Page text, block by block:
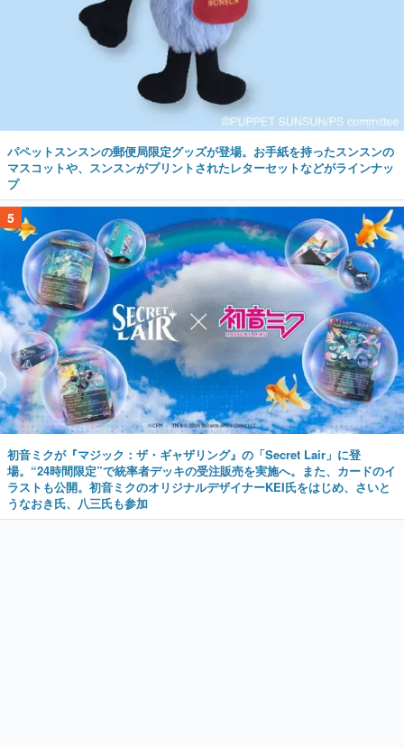
パペットスンスンの郵便局限定グッズが登場。お手紙を持ったスンスンの
マスコットや、スンスンがプリントされたレターセットなどがラインナッ
プ
5
初音ミクが『マジック：ザ・ギャザリング』の「Secret Lair」に登
場。“24時間限定”で統率者デッキの受注販売を実施へ。また、カードのイ
ラストも公開。初音ミクのオリジナルデザイナーKEI氏をはじめ、さいと
うなおき氏、八三氏も参加